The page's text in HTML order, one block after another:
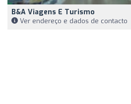
B&A Viagens E Turismo
Ver endereço e dados de contacto